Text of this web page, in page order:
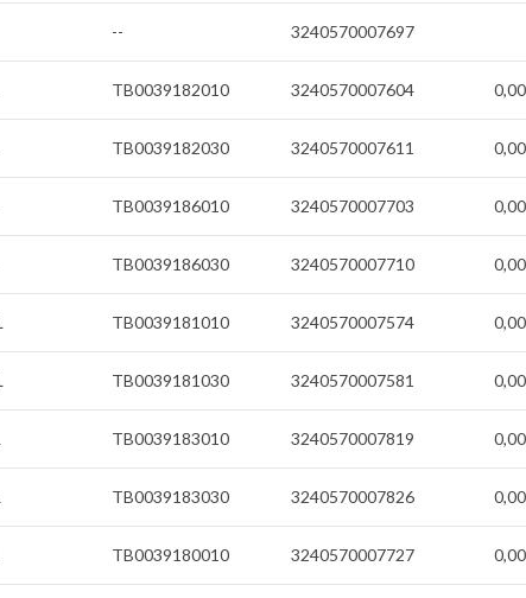
-- 3240570007697
TB0039182010 3240570007604
TB0039182030 3240570007611
TB0039186010 3240570007703
TB0039186030 3240570007710
TB0039181010 3240570007574
TB0039181030 3240570007581
TB0039183010 3240570007819
TB0039183030 3240570007826
TB0039180010 3240570007727